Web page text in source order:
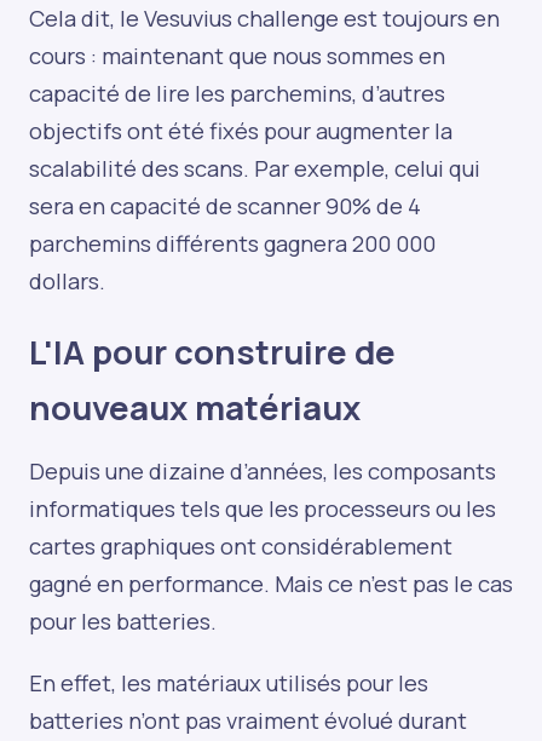
Cela dit, le Vesuvius challenge est toujours en
cours : maintenant que nous sommes en
capacité de lire les parchemins, d’autres
objectifs ont été fixés pour augmenter la
scalabilité des scans. Par exemple, celui qui
sera en capacité de scanner 90% de 4
parchemins différents gagnera 200 000
dollars.
L'IA pour construire de
nouveaux matériaux
Depuis une dizaine d’années, les composants
informatiques tels que les processeurs ou les
cartes graphiques ont considérablement
gagné en performance. Mais ce n’est pas le cas
pour les batteries.
En effet, les matériaux utilisés pour les
batteries n’ont pas vraiment évolué durant